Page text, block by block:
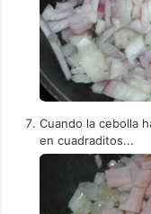
Cuando la cebolla
en cuadraditos...